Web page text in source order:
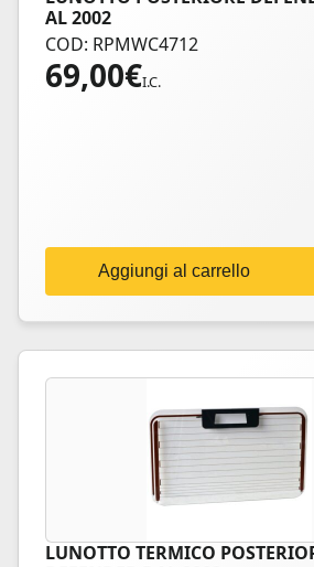
AL 2002
COD: RPMWC4712
69,00€I.C.
Aggiungi al carrello
LUNOTTO TERMICO